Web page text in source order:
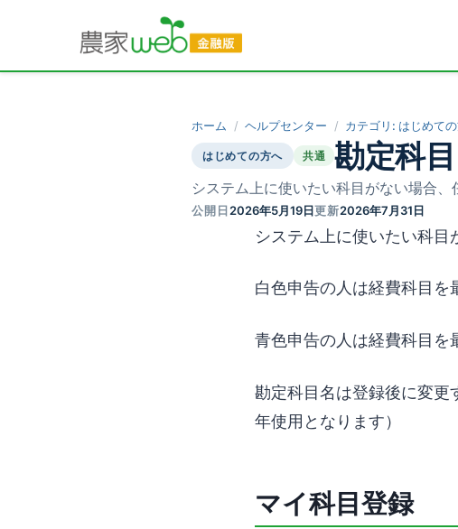
ホーム ヘルプセンター カテゴリ: はじめて
はじめての方へ 共通 勘定科
システム上に使いたい科目がない場合、
公開日 2026年5月19日更新2026年7月31日
システム上に使いたい科目
白色申告の人は経費科目を
青色申告の人は経費科目を
勘定科目名は登録後に変更
年使用となります）
マイ科目登録